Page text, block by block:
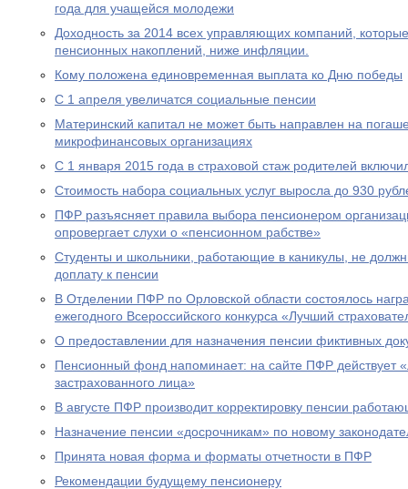
года для учащейся молодежи
Доходность за 2014 всех управляющих компаний,
пенсионных накоплений, ниже инфляции.
Кому положена единовременная выплата ко Дню победы
С 1 апреля увеличатся социальные пенсии
Материнский капитал не может быть направлен на
микрофинансовых организациях
С 1 января 2015 года в страховой стаж родителей
Стоимость набора социальных услуг выросла до 930
ПФР разъясняет правила выбора пенсионером
опровергает слухи о «пенсионном рабстве»
Студенты и школьники, работающие в каникулы, не
доплату к пенсии
В Отделении ПФР по Орловской области состоялось
ежегодного Всероссийского конкурса «Лучший
О предоставлении для назначения пенсии фиктивных
Пенсионный фонд напоминает: на сайте ПФР действует
застрахованного лица»
В августе ПФР производит корректировку пенсии
Назначение пенсии «досрочникам» по новому
Принята новая форма и форматы отчетности в ПФР
Рекомендации будущему пенсионеру